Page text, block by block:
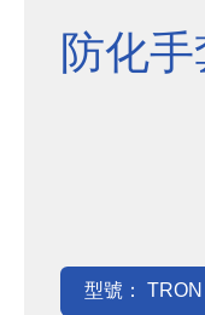
防化手
型號：